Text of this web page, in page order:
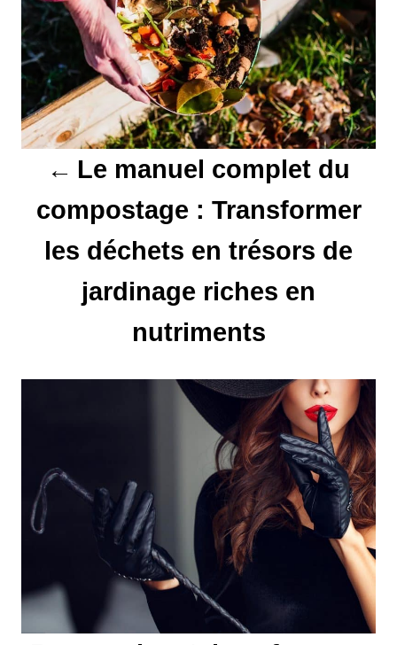
i
g
a
t
c
l
Le manuel complet du
compostage : Transformer
les déchets en trésors de
jardinage riches en
nutriments